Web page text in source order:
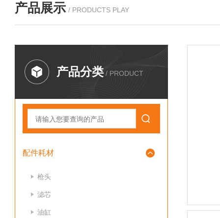
产品展示 / PRODUCTS PLAY
产品分类 / PRODUCT
配件耗材
枪头
滤芯
油缸